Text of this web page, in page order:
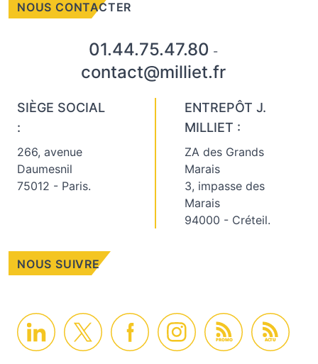
NOUS CONTACTER
01.44.75.47.80 -
contact@milliet.fr
SIÈGE SOCIAL
:
266, avenue
Daumesnil
75012 - Paris.
ENTREPÔT J.
MILLIET :
ZA des Grands
Marais
3, impasse des
Marais
94000 - Créteil.
NOUS SUIVRE
PROMO ACTU